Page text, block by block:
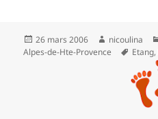
Publié
le
26 mars 2006 Auteur
nicoulina
Alpes-de-Hte-Provence
Mots-
clés
Etang,